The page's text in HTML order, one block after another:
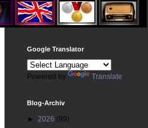
Google Translator
Powered by Translate
Blog-Archiv
► 2026 (99)